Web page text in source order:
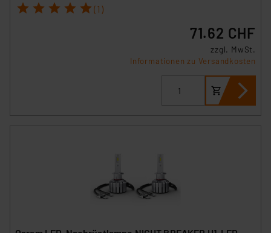
1 2 3 4 5 (1)
71.62 CHF
zzgl. MwSt.
Informationen zu Versandkosten